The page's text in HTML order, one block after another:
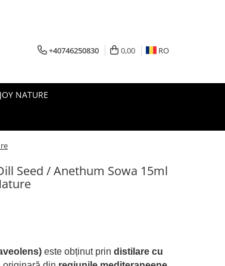
+40746250830 0,00 RO
NATURE
Seed / Anethum Sowa 15ml
este obținut prin distilare cu